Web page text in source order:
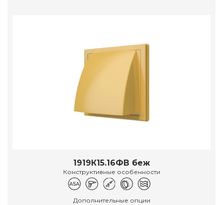
1919К15.16ФВ беж
Конструктивные особенности
Дополнительные опции